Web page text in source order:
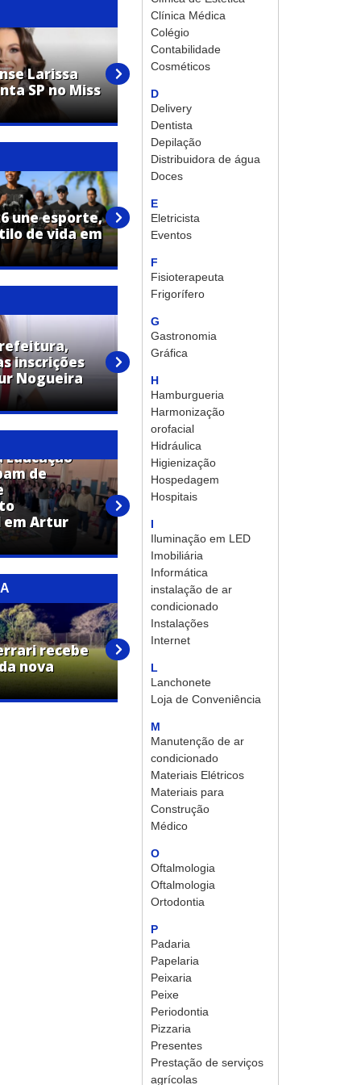
Clínica Médica
Colégio
Contabilidade
Cosméticos
D
Delivery
Dentista
Depilação
Distribuidora de água
Doces
E
Eletricista
Eventos
F
Fisioterapeuta
Frigorífero
G
Gastronomia
Gráfica
H
Hamburgueria
Harmonização
orofacial
Hidráulica
Higienização
Hospedagem
Hospitais
I
Iluminação em LED
Imobiliária
Informática
instalação de ar
condicionado
Instalações
Internet
L
Lanchonete
Loja de Conveniência
M
Manutenção de ar
condicionado
Materiais Elétricos
Materiais para
Construção
Médico
O
Oftalmologia
Oftalmologia
Ortodontia
P
Padaria
Papelaria
Peixaria
Peixe
Periodontia
Pizzaria
Presentes
Prestação de serviços
agrícolas
Larissa
SP no Miss
Grupo de Artur Nogueira
conquista 12 premiações em
festival de dança
une esporte,
de vida em
Estádio Fábio Ferrari recebe
primeiro teste da nova
inscrições
Nogueira
Confira a programação da
Festa em Louvor a São
Vicente de Paula
de
em Artur
Profissionais da Educação
recebem capacitação em
primeiros socorros pela Lei
Lucas
recebe
nova
Prefeitura de Artur Nogueira
melhora acesso entre bairros
com obras na Rua Germano
Stein